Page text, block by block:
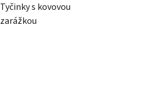
Tyčinky s kovovou
zarážkou